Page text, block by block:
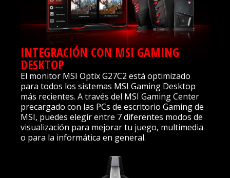
INTEGRACIÓN CON MSI GAMING
DESKTOP
El monitor MSI Optix G27C2 está optimizado
para todos los sistemas MSI Gaming Desktop
más recientes. A través del MSI Gaming Center
precargado con las PCs de escritorio Gaming de
MSI, puedes elegir entre 7 diferentes modos de
visualización para mejorar tu juego, multimedia
o para la informática en general.